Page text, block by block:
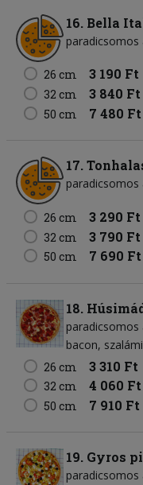
16. Bella
paradicsomos
26 cm 3 190 Ft
32 cm 3 840 Ft
50 cm 7 480 Ft
17.
paradicsomos
26 cm 3 290 Ft
32 cm 3 790 Ft
50 cm 7 690 Ft
18.
paradicsomos
bacon szalámi
26 cm
3 310 Ft
32 cm 4 060 Ft
50 cm 7 910 Ft
19. Gyros
paradicsomos